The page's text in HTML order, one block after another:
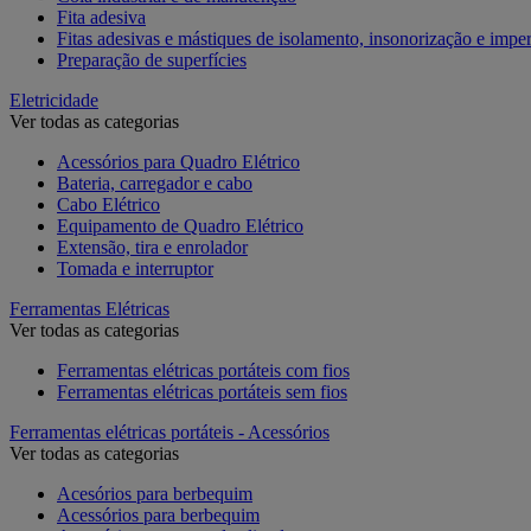
Fita adesiva
Fitas adesivas e mástiques de isolamento, insonorização e
Preparação de superfícies
Eletricidade
Ver todas as categorias
Acessórios para Quadro Elétrico
Bateria, carregador e cabo
Cabo Elétrico
Equipamento de Quadro Elétrico
Extensão, tira e enrolador
Tomada e interruptor
Ferramentas Elétricas
Ver todas as categorias
Ferramentas elétricas portáteis com fios
Ferramentas elétricas portáteis sem fios
Ferramentas elétricas portáteis - Acessórios
Ver todas as categorias
Acesórios para berbequim
Acessórios para berbequim